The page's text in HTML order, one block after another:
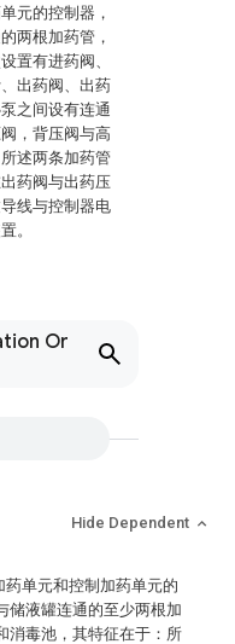
元的控制器，
两根加药管，
置有进药阀、
出药阀、出药
之间设有连通
，背压阀与高
述两条加药管
药阀与出药压
线与控制器电
。
Or
Hide Dependent
单元和控制加药单元的
储液罐连通的至少两根加
消毒池，其特征在于：所